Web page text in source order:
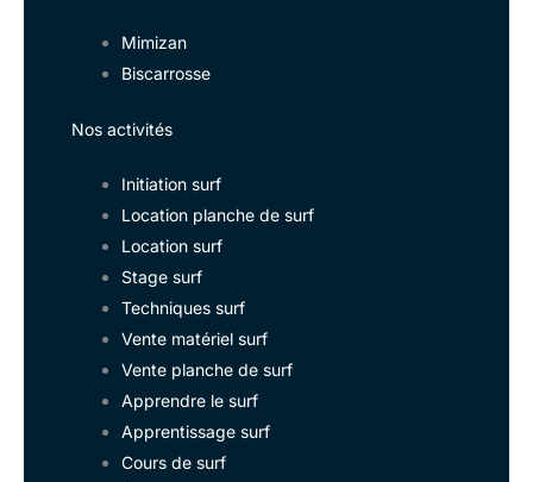
Mimizan
Biscarrosse
Nos activités
Initiation surf
Location planche de surf
Location surf
Stage surf
Techniques surf
Vente matériel surf
Vente planche de surf
Apprendre le surf
Apprentissage surf
Cours de surf